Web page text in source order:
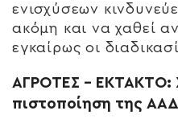
ενισχύσεων
ακόμη και να χαθεί
εγκαίρως οι
ΑΓΡΟΤΕΣ – ΕΚΤΑΚΤΟ:
πιστοποίηση της